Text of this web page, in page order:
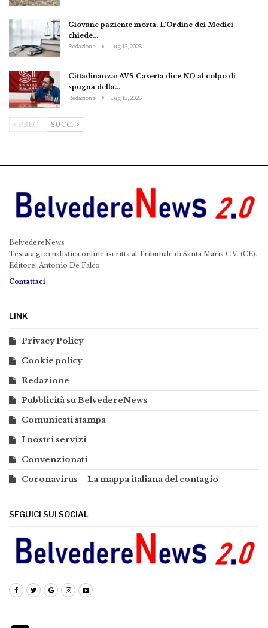
Giovane paziente morta. L’Ordine dei Medici
chiede…
Redazione Lug 13, 2026
Cittadinanza: AVS Caserta dice NO al colpo di
spugna della…
Redazione Lug 13, 2026
PREC. SUCC.
BelvedereNews
Testata giornalistica online iscritta al Tribunale di Santa Maria C.V. (CE).
Editore: Antonio De Falco
Contattaci
LINK
Privacy Policy
Cookie policy
Redazione
Pubblicità su BelvedereNews
Comunicati stampa
I nostri servizi
Convenzionati
Coronavirus – La mappa italiana del contagio
SEGUICI SUI SOCIAL